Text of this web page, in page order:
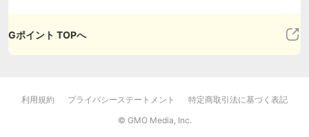
Gポイント TOPへ
利用規約 プライバシーステートメント
特定商取引法に基づく表記
© GMO Media, Inc.